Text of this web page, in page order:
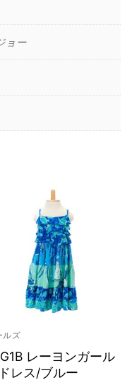
ョー
ルズ
レーヨンガール
レス/ブルー